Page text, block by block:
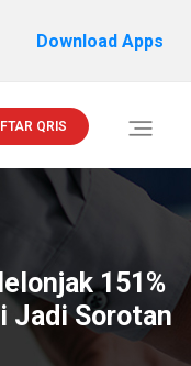
Download Apps
Toggle
QRIS
151%
Jadi Sorotan